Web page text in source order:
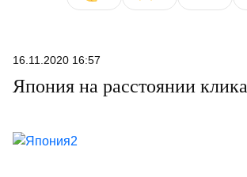
16.11.2020 16:57
Япония на расстоянии клика